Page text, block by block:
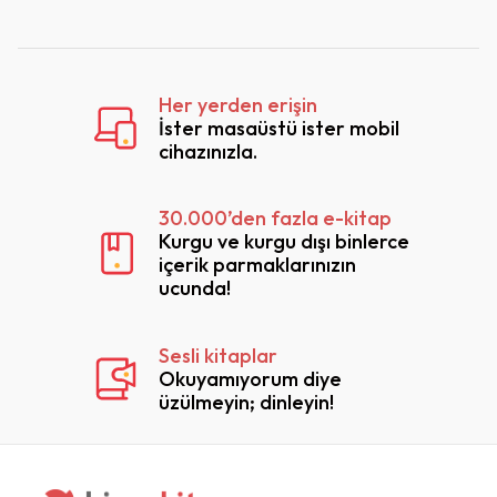
Her yerden erişin
İster masaüstü ister mobil
cihazınızla.
30.000’den fazla e-kitap
Kurgu ve kurgu dışı binlerce
içerik parmaklarınızın
ucunda!
Sesli kitaplar
Okuyamıyorum diye
üzülmeyin; dinleyin!